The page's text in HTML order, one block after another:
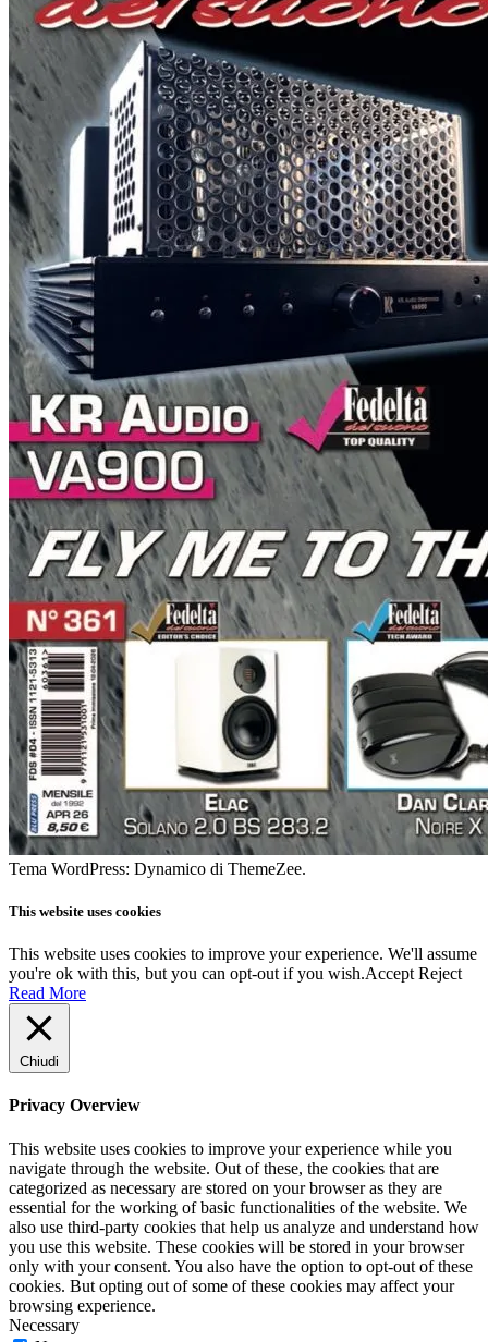
Tema WordPress: Dynamico di ThemeZee.
This website uses cookies
This website uses cookies to improve your experience. We'll assume
you're ok with this, but you can opt-out if you wish.Accept Reject
Read More
Chiudi
Privacy Overview
This website uses cookies to improve your experience while you
navigate through the website. Out of these, the cookies that are
categorized as necessary are stored on your browser as they are
essential for the working of basic functionalities of the website. We
also use third-party cookies that help us analyze and understand how
you use this website. These cookies will be stored in your browser
only with your consent. You also have the option to opt-out of these
cookies. But opting out of some of these cookies may affect your
browsing experience.
Necessary